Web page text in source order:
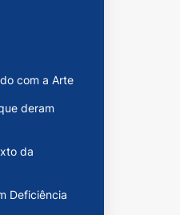
com a Arte
deram
da
Deficiência